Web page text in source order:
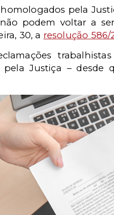
pela
podem voltar a
30, a resolução 586/
Justiça – desde